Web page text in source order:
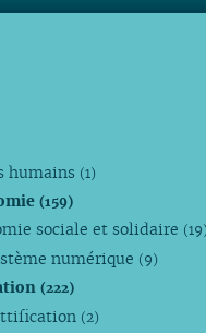
humains (1)
(159)
sociale et solidaire (19)
numérique (9)
(222)
(2)